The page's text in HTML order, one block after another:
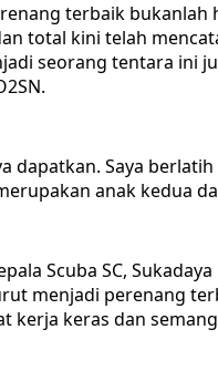
terbaik
total kini telah
seorang tentara ini
dapatkan. Saya
anak kedua
Scuba SC,
menjadi perenang
kerja keras dan